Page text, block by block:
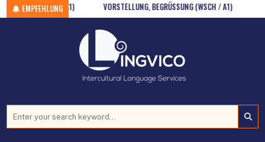
Skip to content
EMPFEHLUNG
– IN (A1) VORSTELLUNG, BEGRÜSSUNG (WSCH / A1)